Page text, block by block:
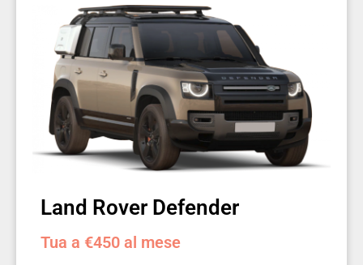
Land Rover Defender
Tua a €450 al mese